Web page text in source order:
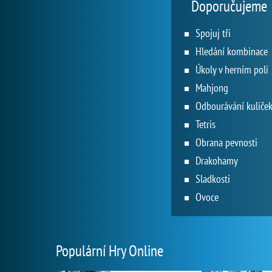
Doporučujeme
Spojuj tři
Hledání kombinace
Úkoly v herním poli
Mahjong
Odbourávání kuliček
Tetris
Obrana pevnosti
Drakohamy
Sladkosti
Ovoce
Populární Hry Online